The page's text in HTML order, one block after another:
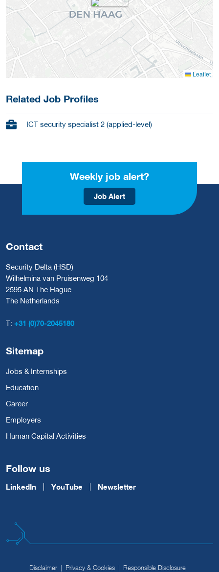
Leaflet
Related Job Profiles
ICT security specialist 2 (applied-level)
Weekly job alert?
Job Alert
Contact
Security Delta (HSD)
Wilhelmina van Pruisenweg 104
2595 AN The Hague
The Netherlands
T: +31 (0)70-2045180
Sitemap
Jobs & Internships
Education
Career
Employers
Human Capital Activities
Follow us
LinkedIn YouTube Newsletter
Disclaimer Privacy & Cookies Responsible Disclosure